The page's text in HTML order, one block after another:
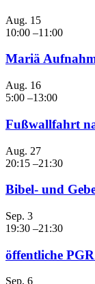
Aug. 15
10:00 –11:00
Mariä
Aug. 16
5:00 –13:00
Fußwallfahrt
Aug. 27
20:15 –21:30
Bibel- und
Sep. 3
19:30 –21:30
öffentliche
Sep. 6